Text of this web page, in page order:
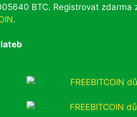
BTC. Registrovat zdarma
.